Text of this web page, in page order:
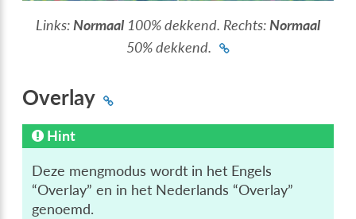
Links:Normaal100% dekkend. Rechts:Normaal
50% dekkend.
Overlay
Hint
Deze mengmodus wordt in het Engels
“Overlay” en in het Nederlands “Overlay”
genoemd.